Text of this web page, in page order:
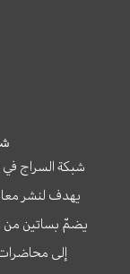
شبكة السراج في
يهدف لنشر
يضمّ بساتين من
إلى